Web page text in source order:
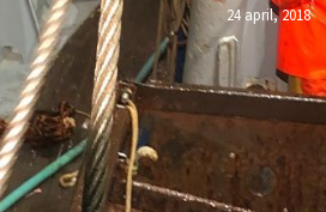
24 april, 2018